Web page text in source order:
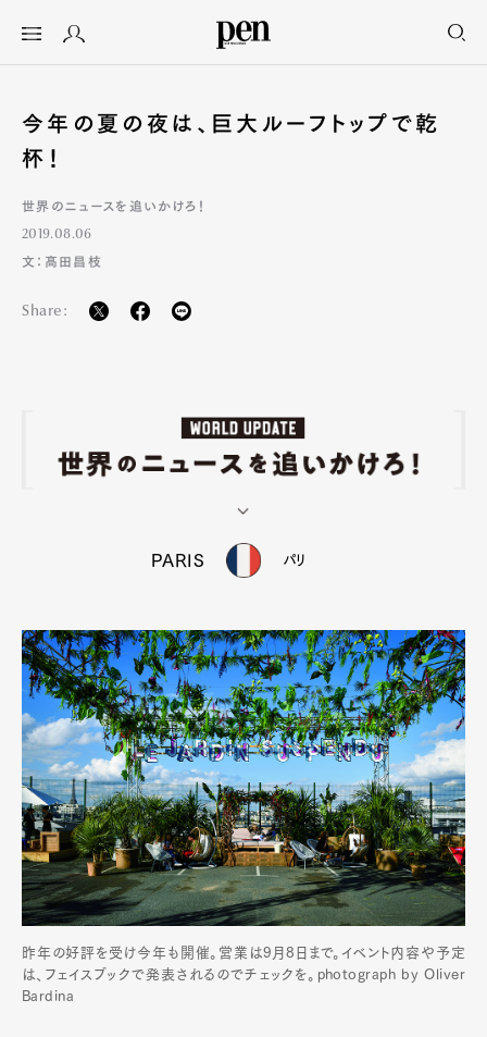
今年の夏の夜は、巨大ルーフトップで乾
杯！
世界のニュースを追いかけろ！
2019.08.06
文：髙田昌枝
Share:
PARIS パリ
昨年の好評を受け今年も開催。営業は9月8日まで。イベント内容や予定
は、フェイスブックで発表されるのでチェックを。photograph by Oliver
Bardina